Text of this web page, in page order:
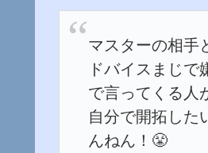
マスターの相手
ドバイスまじ
で言ってくる人
自分で開拓した
んねん！😤